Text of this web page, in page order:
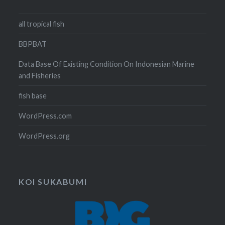
all tropical fish
BBPBAT
Data Base Of Existing Condition On Indonesian Marine
and Fisheries
fish base
WordPress.com
WordPress.org
KOI SUKABUMI